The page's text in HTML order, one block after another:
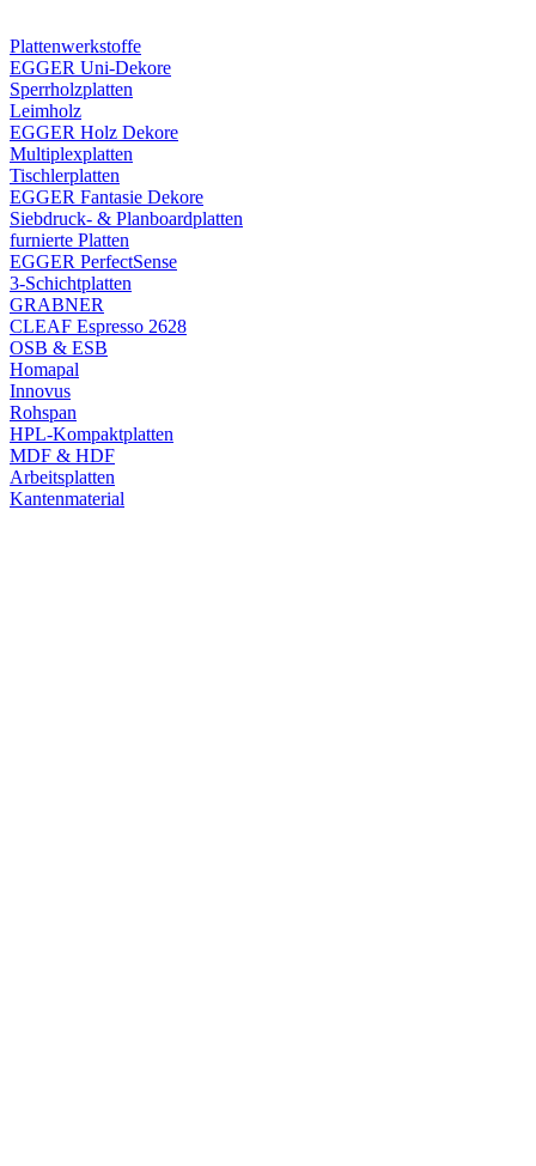
Plattenwerkstoffe
EGGER Uni-Dekore
Sperrholzplatten
Leimholz
EGGER Holz Dekore
Multiplexplatten
Tischlerplatten
EGGER Fantasie Dekore
Siebdruck- & Planboardplatten
furnierte Platten
EGGER PerfectSense
3-Schichtplatten
GRABNER
CLEAF Espresso 2628
OSB & ESB
Homapal
Innovus
Rohspan
HPL-Kompaktplatten
MDF & HDF
Arbeitsplatten
Kantenmaterial